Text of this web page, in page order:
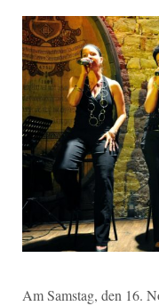
Am Samstag, den 16.